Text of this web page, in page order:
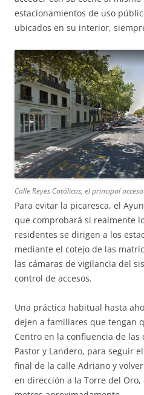
estacionamientos de uso
ubicados en su interior,
Calle Reyes Católicos, el principal
Para evitar la picaresca, el
que comprobará si realmente
residentes se dirigen a los
mediante el cotejo de las
las cámaras de vigilancia del
control de accesos.
Una práctica habitual hasta
dejen a familiares que tengan
Centro en la confluencia de las
Pastor y Landero, para seguir
final de la calle Adriano y
en dirección a la Torre del